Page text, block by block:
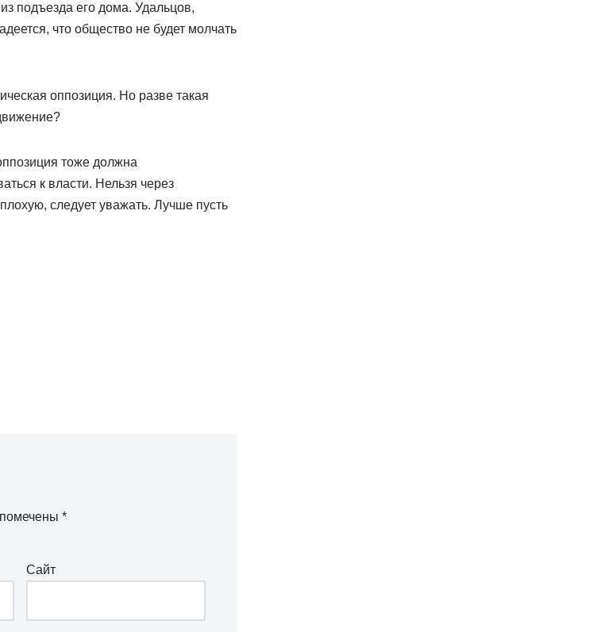
подъезда его дома. Удальцов,
что общество не будет молчать
оппозиция. Но разве такая
тоже должна
к власти. Нельзя через
следует уважать. Лучше пусть
*
Сайт